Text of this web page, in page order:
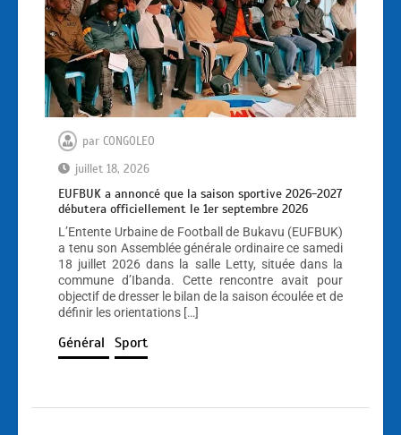
par CONGOLEO
juillet 18, 2026
EUFBUK a annoncé que la saison sportive 2026-2027
débutera officiellement le 1er septembre 2026
L’Entente Urbaine de Football de Bukavu (EUFBUK)
a tenu son Assemblée générale ordinaire ce samedi
18 juillet 2026 dans la salle Letty, située dans la
commune d’Ibanda. Cette rencontre avait pour
objectif de dresser le bilan de la saison écoulée et de
définir les orientations […]
Général Sport